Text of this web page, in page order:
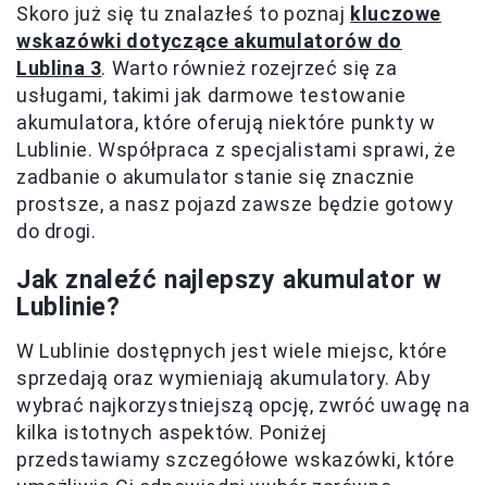
Skoro już się tu znalazłeś to poznaj kluczowe
wskazówki dotyczące akumulatorów do
Lublina 3. Warto również rozejrzeć się za
usługami, takimi jak darmowe testowanie
akumulatora, które oferują niektóre punkty w
Lublinie. Współpraca z specjalistami sprawi, że
zadbanie o akumulator stanie się znacznie
prostsze, a nasz pojazd zawsze będzie gotowy
do drogi.
Jak znaleźć najlepszy akumulator w
Lublinie?
W Lublinie dostępnych jest wiele miejsc, które
sprzedają oraz wymieniają akumulatory. Aby
wybrać najkorzystniejszą opcję, zwróć uwagę na
kilka istotnych aspektów. Poniżej
przedstawiamy szczegółowe wskazówki, które